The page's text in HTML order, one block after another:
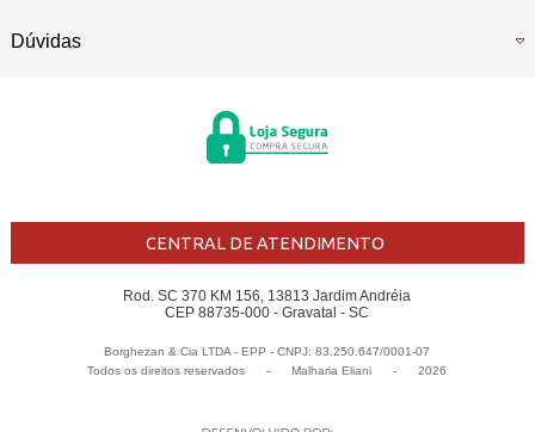
Dúvidas
CENTRAL DE ATENDIMENTO
Rod. SC 370 KM 156, 13813 Jardim Andréia
CEP 88735-000 - Gravatal - SC
Borghezan & Cia LTDA - EPP - CNPJ: 83.250.647/0001-07
Todos os direitos reservados
- Malharia Eliani - 2026